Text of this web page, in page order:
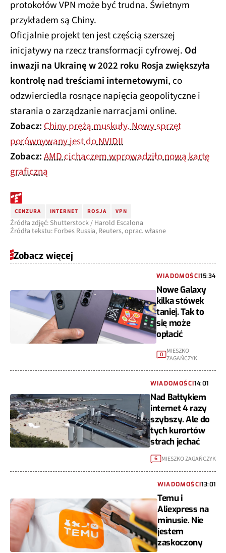
protokołów VPN może być trudna. Świetnym
przykładem są Chiny.
Oficjalnie projekt ten jest częścią szerszej
inicjatywy na rzecz transformacji cyfrowej. Od
inwazji na Ukrainę w 2022 roku Rosja zwiększyła
kontrolę nad treściami internetowymi, co
odzwierciedla rosnące napięcia geopolityczne i
starania o zarządzanie narracjami online.
Zobacz: Chiny prężą muskuły. Nowy sprzęt
porównywany jest do NVIDII
Zobacz:AMD cichaczem wprowadziło nową kartę
graficzną
CENZURA INTERNET ROSJA VPN
Źródła zdjęć: Shutterstock / Harold Escalona
Źródła tekstu: Forbes Russia, Reuters, oprac. własne
Zobacz więcej
WIADOMOŚCI15:34
Nowe Galaxy
kilka stówek
taniej. Tak to
się może
opłacić
0 MIESZKO
ZAGAŃCZYK
WIADOMOŚCI14:01
Nad Bałtykiem
internet 4 razy
szybszy. Ale do
tych kurortów
strach jechać
6 MIESZKO ZAGAŃCZYK
WIADOMOŚCI13:01
Temu i
Aliexpress na
minusie. Nie
jestem
zaskoczony